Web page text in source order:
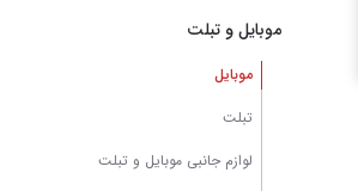
موبایل و تبلت
موبایل
تبلت
لوازم جانبی موبایل و تبلت